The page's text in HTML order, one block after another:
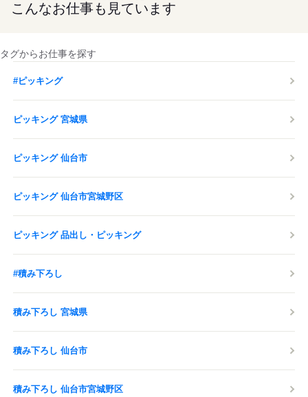
こんなお仕事も見ています
タグからお仕事を探す
#ピッキング
ピッキング 宮城県
ピッキング 仙台市
ピッキング 仙台市宮城野区
ピッキング 品出し・ピッキング
#積み下ろし
積み下ろし 宮城県
積み下ろし 仙台市
積み下ろし 仙台市宮城野区